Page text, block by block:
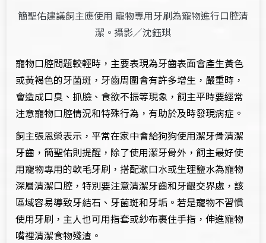
簡聖佑建議飼主應使用 寵物專用牙刷為寵物進行口腔清
潔。攝影／沈鈺琪
寵物口腔問題較輕時，主要表現為牙齒表面會產生黃色
或黃褐色的牙菌斑，牙齒周圍會有許多增生，嚴重時，
會造成口臭、抓臉、食欲不振等現象，飼主平時要經常
注意寵物口腔情況和特殊行為，有助於及時發現病症。
飼主張恩榮表示，平常在家中會給狗狗使用潔牙骨清潔
牙齒，簡聖佑則提醒，除了使用潔牙骨外，飼主最好使
用寵物專用的軟毛牙刷，搭配漱口水或生理鹽水為寵物
深層清潔口腔，特別要注意清潔牙齒和牙齦交界處，該
區域容易導致牙結石、牙菌斑和牙垢。若是寵物不習慣
使用牙刷，主人也可用指套或紗布裹住手指，伸進寵物
嘴裡清潔食物殘渣。